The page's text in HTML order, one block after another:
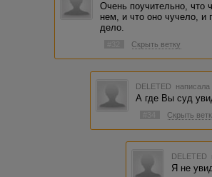
Очень поучительно, что
нем, и что оно чучело, и
дело.
Скрыть ветку
DELETED
А где Вы суд
Скрыть
DELETED
Я не